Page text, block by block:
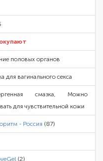
половых органов
для вагинального секса
смазка, Можно
для чувствительной кожи
- Россия (87)
(2)